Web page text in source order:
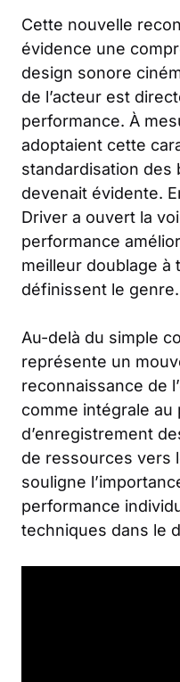
Cette nouvelle
évidence une
design sonore
de l’acteur est
performance. À
adoptaient cette
standardisation des
devenait évidente.
Driver a ouvert la
performance
meilleur doublage à
définissent le genre.
Au-delà du simple
représente un
reconnaissance de
comme intégrale au
d’enregistrement
de ressources vers
souligne
performance
techniques dans le